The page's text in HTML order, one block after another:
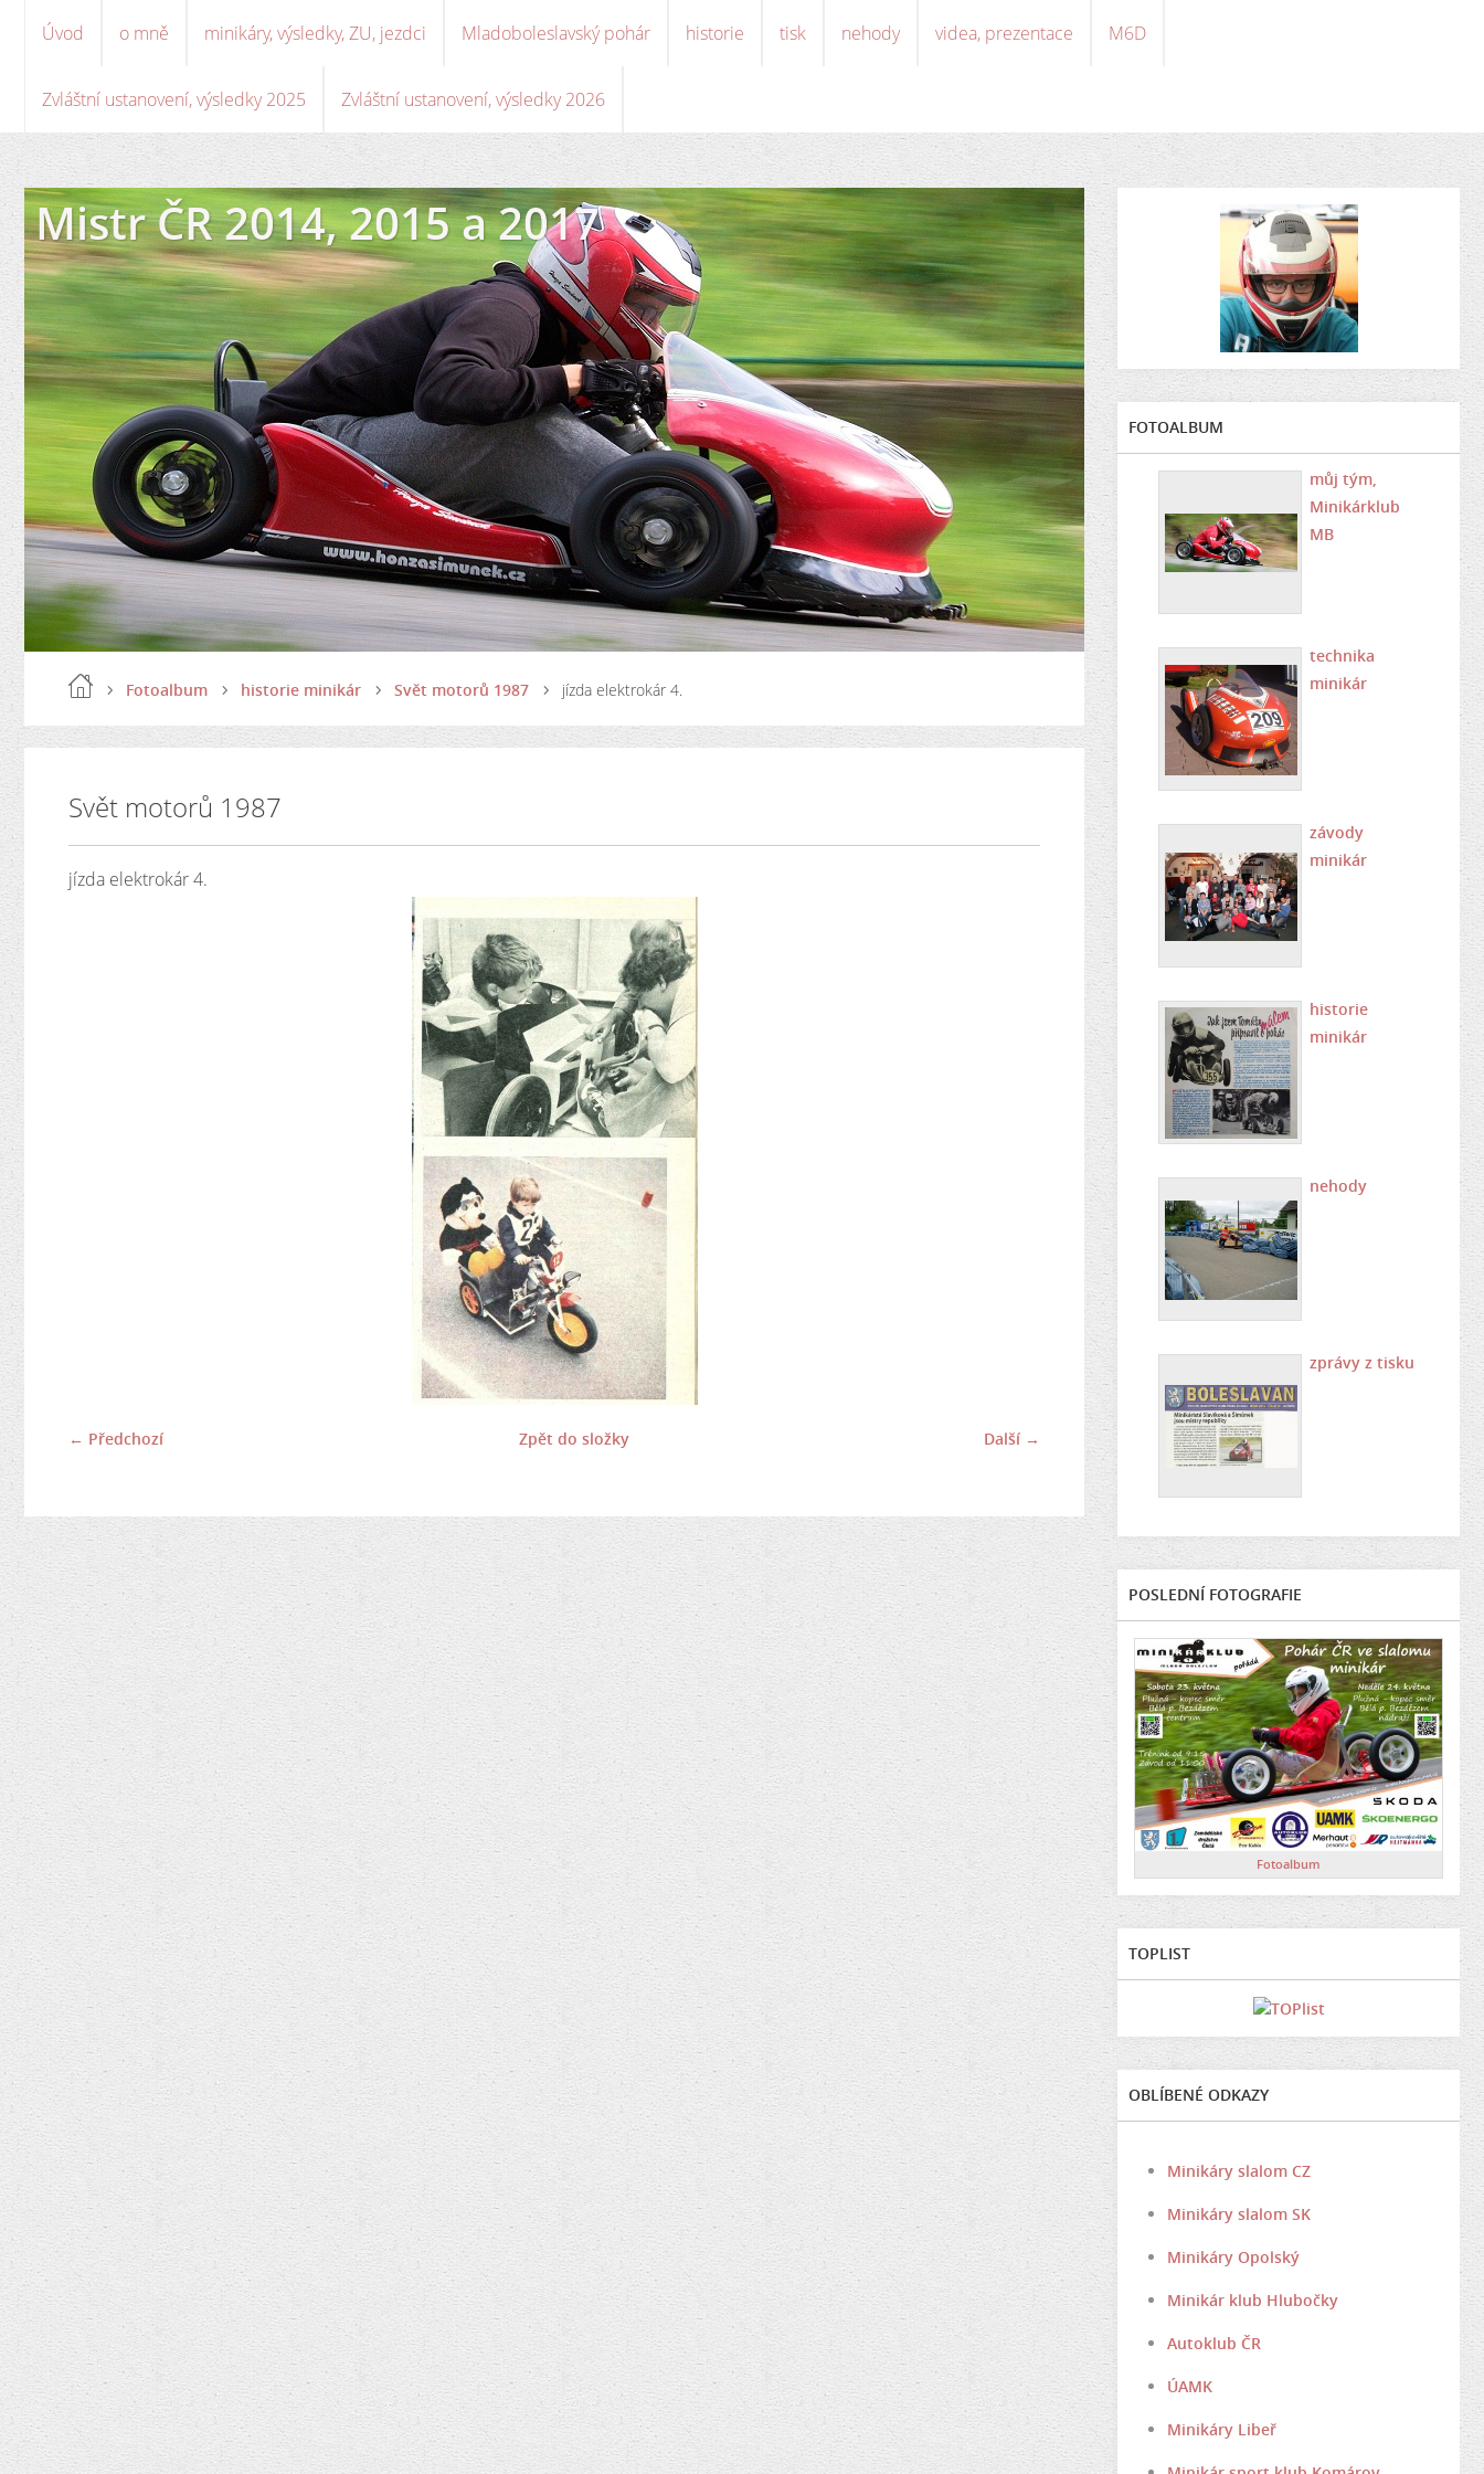
Úvod o mně minikáry, výsledky, ZU, jezdci Mladoboleslavský pohár historie tisk nehody videa, prezentace M6D
Zvláštní ustanovení, výsledky 2025 Zvláštní ustanovení, výsledky 2026
Mistr ČR 2014, 2015 a 2017
Fotoalbum historie minikár Svět motorů 1987 jízda elektrokár 4.
Svět motorů 1987
jízda elektrokár 4.
← Předchozí Další →
Zpět do složky
FOTOALBUM
můj tým,
Minikárklub
MB
technika
minikár
závody
minikár
historie
minikár
nehody
zprávy z tisku
POSLEDNÍ FOTOGRAFIE
Fotoalbum
TOPLIST
OBLÍBENÉ ODKAZY
Minikáry slalom CZ
Minikáry slalom SK
Minikáry Opolský
Minikár klub Hlubočky
Autoklub ČR
ÚAMK
Minikáry Libeř